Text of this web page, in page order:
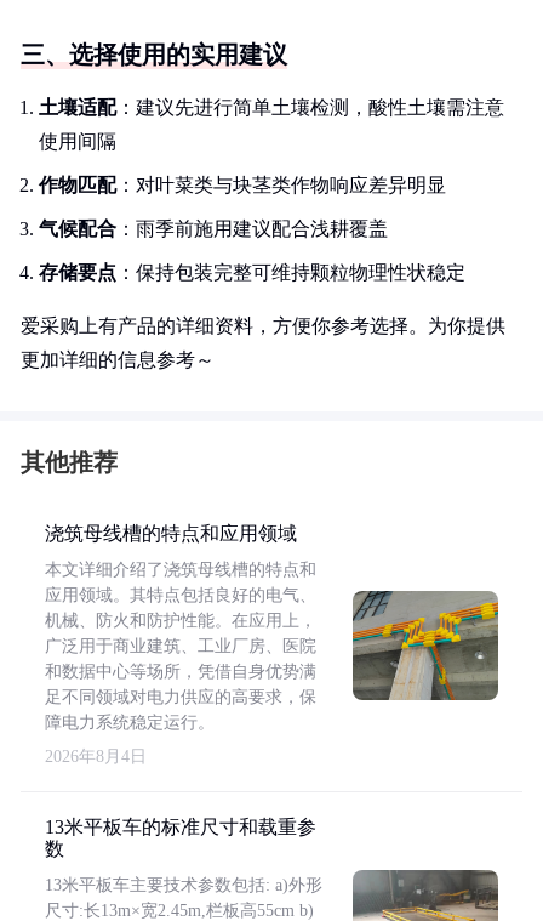
三、选择使用的实用建议
土壤适配：建议先进行简单土壤检测，酸性土壤需注意
使用间隔
作物匹配：对叶菜类与块茎类作物响应差异明显
气候配合 ：雨季前施用建议配合浅耕覆盖
存储要点 ：保持包装完整可维持颗粒物理性状稳定
爱采购上有产品的详细资料，方便你参考选择。为你提供
更加详细的信息参考～
其他推荐
浇筑母线槽的特点和应用领域
本文详细介绍了浇筑母线槽的特点和
应用领域。其特点包括良好的电气、
机械、防火和防护性能。在应用上，
广泛用于商业建筑、工业厂房、医院
和数据中心等场所，凭借自身优势满
足不同领域对电力供应的高要求，保
障电力系统稳定运行。
2026年8月4日
13米平板车的标准尺寸和载重参
数
13米平板车主要技术参数包括: a)外形
尺寸:长13m×宽2.45m,栏板高55cm b)